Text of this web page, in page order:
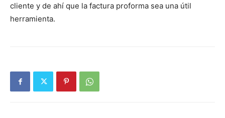
cliente y de ahí que la factura proforma sea una útil
herramienta.